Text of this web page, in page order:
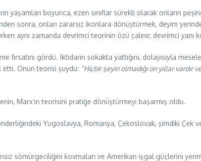
yaşamları boyunca, ezen sınıflar sürekli olarak onların
sonra, onları zararsız ikonlara dönüştürmek, deyim
aynı zamanda devrimci teorinin özü çalınır, devrimci yanı
gördü. İktidarın sokakta yattığını, dolayısıyla
etti. Onun teorisi şuydu: “Hiçbir şeyin olmadığı on yıllar
Marx’ın teorisini pratiğe dönüştürmeyi başarmış oldu.
Yugoslavya, Romanya, Çekoslovak, şimdiki Çek
sömürgeciliğini kovmaları ve Amerikan işgal güçlerini